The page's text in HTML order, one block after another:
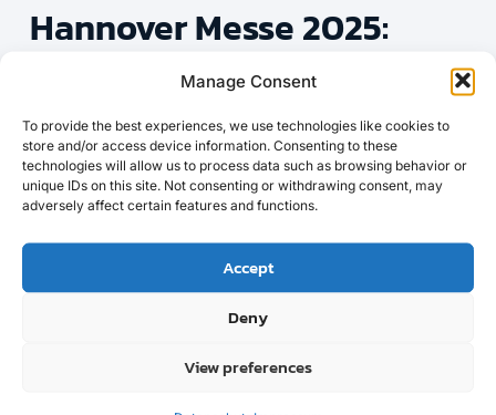
Manage Consent
To provide the best experiences, we use technologies like cookies to
store and/or access device information. Consenting to these
technologies will allow us to process data such as browsing behavior or
unique IDs on this site. Not consenting or withdrawing consent, may
adversely affect certain features and functions.
Accept
Deny
View preferences
Hannover Messe 2025:
Innovationen und Trends
im Fokus
Die Hannover Messe ist bekannt für ihre
bahnbrechenden Innovationen, und 2025 wird keine
Ausnahme sein. Zu den wichtigsten Trends gehören
die Weiterentwicklung von KI-Technologien und deren
Integration in industrielle Prozesse. Künstliche
Intelligenz wird Produktionsabläufe optimieren und
Unternehmen dabei helfen, ihre Effizienz zu steigern.
Anwendungen, die KI in die Praxis umsetzen.
Ein weiterer bedeutender Trend ist die nachhaltige